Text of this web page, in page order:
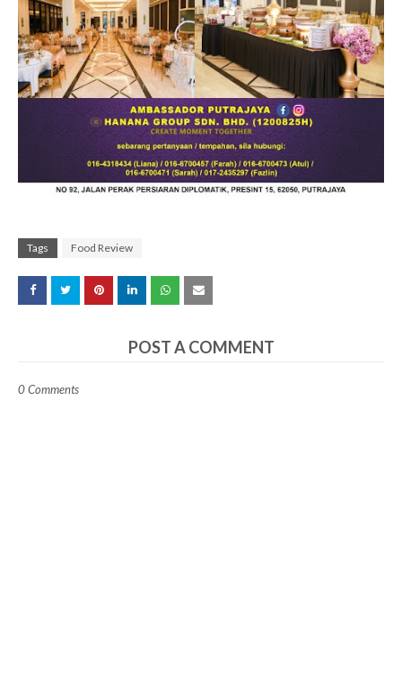
Tags Food Review
POST A COMMENT
0 Comments